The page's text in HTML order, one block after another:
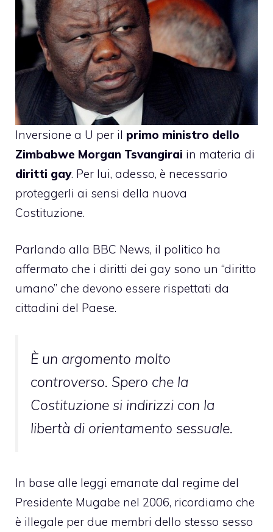
Inversione a U per il primo ministro dello
Zimbabwe Morgan Tsvangirai in materia di
diritti gay. Per lui, adesso, è necessario
proteggerli ai sensi della nuova
Costituzione.
Parlando alla BBC News, il politico ha
affermato che i diritti dei gay sono un “diritto
umano” che devono essere rispettati da
cittadini del Paese.
È un argomento molto
controverso. Spero che la
Costituzione si indirizzi con la
libertà di orientamento sessuale.
In base alle leggi emanate dal regime del
Presidente Mugabe nel 2006, ricordiamo che
è illegale per due membri dello stesso sesso